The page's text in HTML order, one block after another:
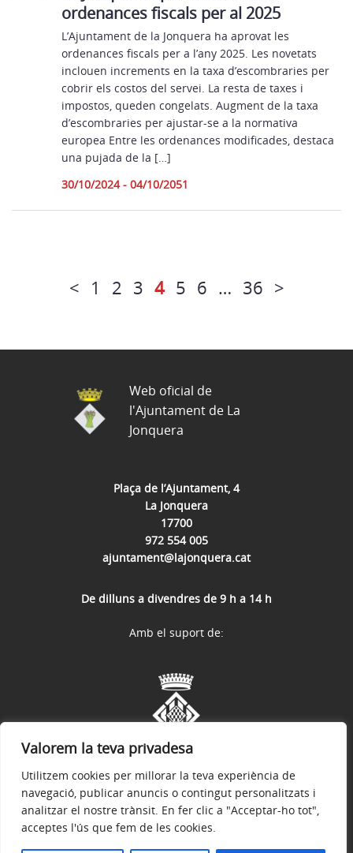
Valorem la teva privadesa
Utilitzem cookies per millorar la teva experiència de
navegació, publicar anuncis o contingut personalitzats i
analitzar el nostre trànsit. En fer clic a "Acceptar-ho tot",
acceptes l'ús que fem de les cookies.
ordenances fiscals per al 2025
L’Ajuntament de la Jonquera ha aprovat les
ordenances fiscals per a l’any 2025. Les novetats
inclouen increments en la taxa d’escombraries per
cobrir els costos del servei. La resta de taxes i
impostos, queden congelats. Augment de la taxa
d’escombraries per ajustar-se a la normativa
europea Entre les ordenances modificades, destaca
una pujada de la […]
30/10/2024 - 04/10/2051
< 1 2 3 4 5 6 … 36 >
Plaça de l’Ajuntament, 4
La Jonquera
17700
972 554 005
ajuntament@lajonquera.cat
De dilluns a divendres de 9 h a 14 h
Web oficial de
l'Ajuntament de La
Jonquera
Avís legal Política de privacitat
Amb el suport de: